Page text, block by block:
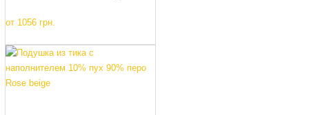
от 1056 грн.